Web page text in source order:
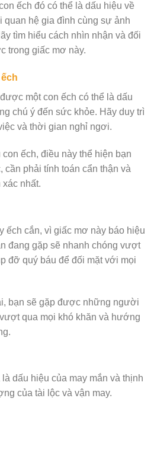
ếch đó có thể là dấu hiệu về
quan hệ gia đình cùng sự ảnh
tìm hiểu cách nhìn nhận và đối
trong giấc mơ này.
một con ếch có thể là dấu
chú ý đến sức khỏe. Hãy duy trì
và thời gian nghỉ ngơi.
ếch, điều này thể hiện bạn
cần phải tính toán cẩn thận và
xác nhất.
ếch cắn, vì giấc mơ này báo hiệu
đang gặp sẽ nhanh chóng vượt
đỡ quý báu để đối mặt với mọi
bạn sẽ gặp được những người
qua mọi khó khăn và hướng
dấu hiệu của may mắn và thịnh
của tài lộc và vận may.